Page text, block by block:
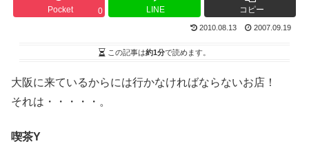
Pocket 0 LINE コピー
2010.08.13 2007.09.19
この記事は約1分で読めます。
大阪に来ているからには行かなければならないお店！
それは・・・・・。
喫茶Y